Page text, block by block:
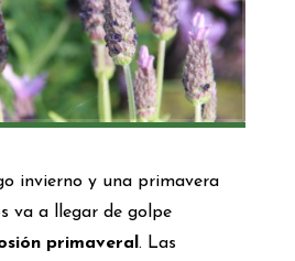
invierno y una primavera
va a llegar de golpe
primaveral. Las